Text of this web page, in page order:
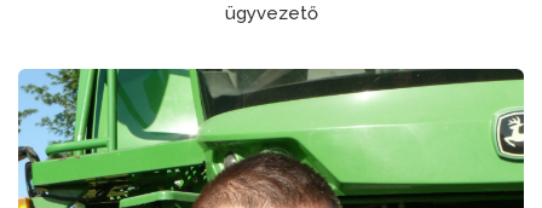
ügyvezető